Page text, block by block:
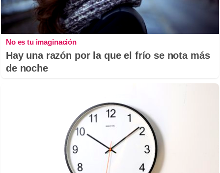
No es tu imaginación
Hay una razón por la que el frío se nota más
de noche